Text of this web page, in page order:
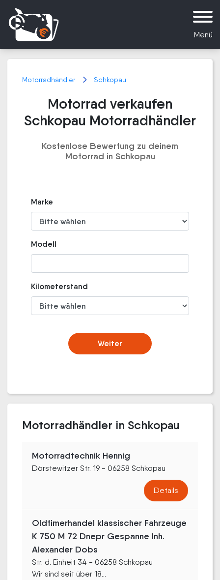
Menü
Motorradhändler Schkopau
Motorrad verkaufen
Schkopau Motorradhändler
Kostenlose Bewertung zu deinem
Motorrad in Schkopau
Marke
Modell
Kilometerstand
Weiter
Motorradhändler in Schkopau
Motorradtechnik Hennig
Dörstewitzer Str. 19 - 06258 Schkopau
Details
Oldtimerhandel klassischer Fahrzeuge
K 750 M 72 Dnepr Gespanne Inh.
Alexander Dobs
Str. d. Einheit 34 - 06258 Schkopau
Wir sind seit über 18...